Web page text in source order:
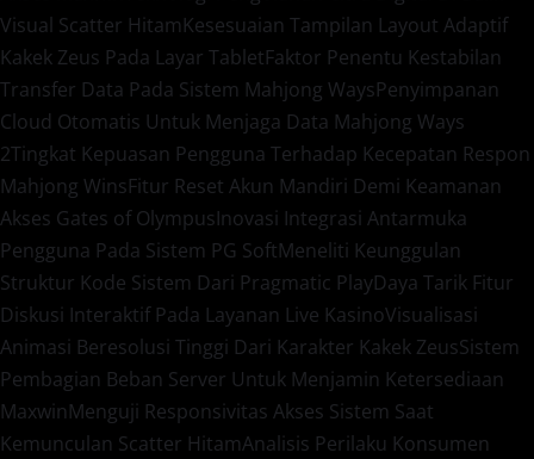
Visual Scatter HitamKesesuaian Tampilan Layout Adaptif
Kakek Zeus Pada Layar TabletFaktor Penentu Kestabilan
Transfer Data Pada Sistem Mahjong WaysPenyimpanan
Cloud Otomatis Untuk Menjaga Data Mahjong Ways
2Tingkat Kepuasan Pengguna Terhadap Kecepatan Respon
Mahjong WinsFitur Reset Akun Mandiri Demi Keamanan
Akses Gates of OlympusInovasi Integrasi Antarmuka
Pengguna Pada Sistem PG SoftMeneliti Keunggulan
Struktur Kode Sistem Dari Pragmatic PlayDaya Tarik Fitur
Diskusi Interaktif Pada Layanan Live KasinoVisualisasi
Animasi Beresolusi Tinggi Dari Karakter Kakek ZeusSistem
Pembagian Beban Server Untuk Menjamin Ketersediaan
MaxwinMenguji Responsivitas Akses Sistem Saat
Kemunculan Scatter HitamAnalisis Perilaku Konsumen